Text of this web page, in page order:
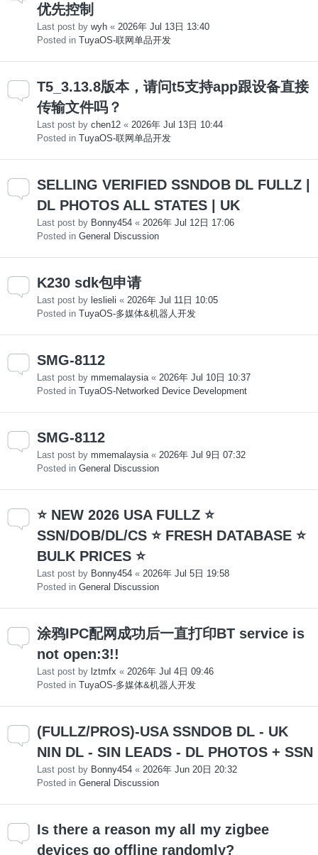
优先控制
Last post by wyh « 2026年 Jul 13日 13:40
Posted in TuyaOS-联网单品开发
T5_3.13.8版本，请问t5支持app跟设备直接
传输文件吗？
Last post by chen12 « 2026年 Jul 13日 10:44
Posted in TuyaOS-联网单品开发
SELLING VERIFIED SSNDOB DL FULLZ |
DL PHOTOS ALL STATES | UK
Last post by Bonny454 « 2026年 Jul 12日 17:06
Posted in General Discussion
K230 sdk包申请
Last post by leslieli « 2026年 Jul 11日 10:05
Posted in TuyaOS-多媒体&机器人开发
SMG-8112
Last post by mmemalaysia « 2026年 Jul 10日 10:37
Posted in TuyaOS-Networked Device Development
SMG-8112
Last post by mmemalaysia « 2026年 Jul 9日 07:32
Posted in General Discussion
⭐ NEW 2026 USA FULLZ ⭐
SSN/DOB/DL/CS ⭐ FRESH DATABASE ⭐
BULK PRICES ⭐
Last post by Bonny454 « 2026年 Jul 5日 19:58
Posted in General Discussion
涂鸦IPC配网成功后一直打印BT service is
not open:3!!
Last post by lztmfx « 2026年 Jul 4日 09:46
Posted in TuyaOS-多媒体&机器人开发
(FULLZ/PROS)-USA SSNDOB DL - UK
NIN DL - SIN LEADS - DL PHOTOS + SSN
Last post by Bonny454 « 2026年 Jun 20日 20:32
Posted in General Discussion
Is there a reason my all my zigbee
devices go offline randomly?